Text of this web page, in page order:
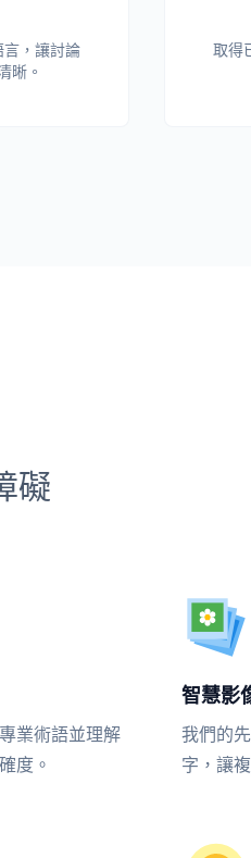
，讓討論
晰。
取得
礙
業術語並理解
度。
智慧影
我們的
字，讓